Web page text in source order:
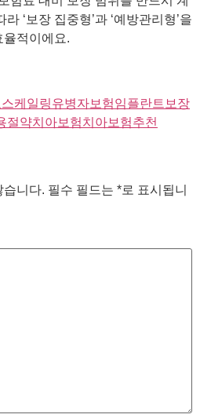
‘보장 집중형’과 ‘예방관리형’을
율적이에요.
스케일링유병자보험임플란트보장
절약치아보험치아보험추천
습니다. 필수 필드는 *로 표시됩니